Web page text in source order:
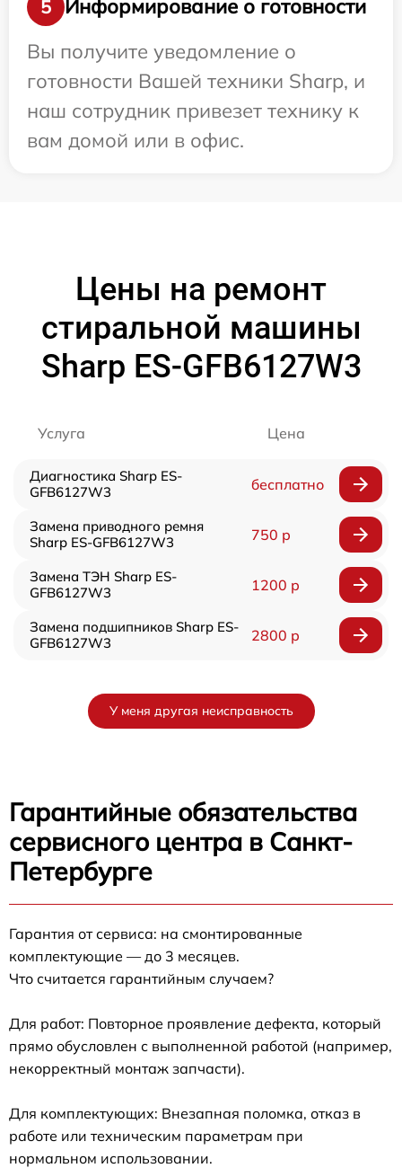
5
Информирование о готовности
Вы получите уведомление о
готовности Вашей техники Sharp, и
наш сотрудник привезет технику к
вам домой или в офис.
Цены на ремонт
стиральной машины
Sharp ES-GFB6127W3
Услуга Цена
Диагностика Sharp ES-
GFB6127W3
бесплатно
Замена приводного ремня
Sharp ES-GFB6127W3
750 р
Замена ТЭН Sharp ES-
GFB6127W3
1200 р
Замена подшипников Sharp ES-
GFB6127W3
2800 р
У меня другая неисправность
Гарантийные обязательства
сервисного центра в Санкт-
Петербурге
Гарантия от сервиса: на смонтированные
комплектующие — до 3 месяцев.
Что считается гарантийным случаем?
Для работ: Повторное проявление дефекта, который
прямо обусловлен с выполненной работой (например,
некорректный монтаж запчасти).
Для комплектующих: Внезапная поломка, отказ в
работе или техническим параметрам при
нормальном использовании.